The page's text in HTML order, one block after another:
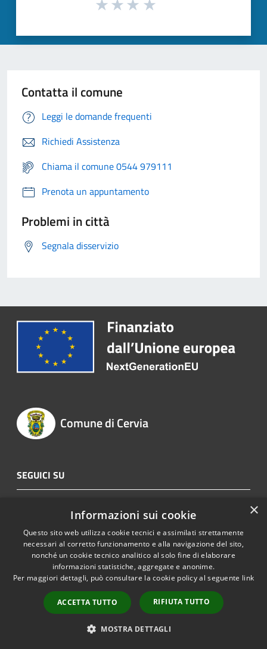
Contatta il comune
Leggi le domande frequenti
Richiedi Assistenza
Chiama il comune 0544 979111
Prenota un appuntamento
Problemi in città
Segnala disservizio
Comune di Cervia
SEGUICI SU
AMMINISTRAZIONE
Organi di Governo
Aree Amministrative
Uffici
×
Informazioni sui cookie
Questo sito web utilizza cookie tecnici e assimilati strettamente
necessari al corretto funzionamento e alla navigazione del sito,
nonché un cookie tecnico analitico al solo fine di elaborare
informazioni statistiche, aggregate e anonime.
Per maggiori dettagli, può consultare la cookie policy al seguente link
ACCETTA TUTTO RIFIUTA TUTTO
MOSTRA DETTAGLI